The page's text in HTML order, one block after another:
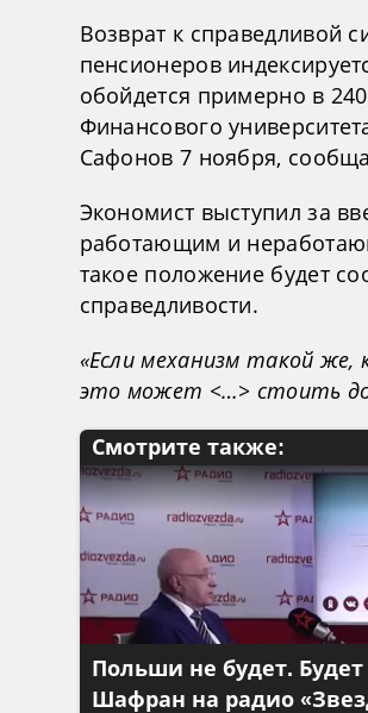
Возврат к справедливой
пенсионеров
обойдется примерно в
Финансового
Сафонов 7 ноября,
Экономист выступил за
работающим и
такое положение будет
справедливости.
«Если механизм такой же,
это может <…> стоить до
Смотрите также:
Польши не будет.
Шафран на радио